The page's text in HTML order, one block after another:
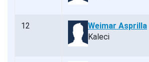
12
Weimar Asprilla
Kaleci